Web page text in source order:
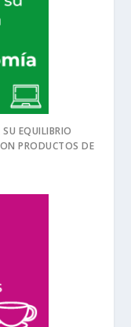
EQUILIBRIO
PRODUCTOS DE